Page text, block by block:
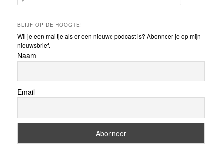
BLIJF OP DE HOOGTE!
Wil je een mailtje als er een nieuwe podcast is? Abonneer je op mijn
nieuwsbrief.
Naam
Email